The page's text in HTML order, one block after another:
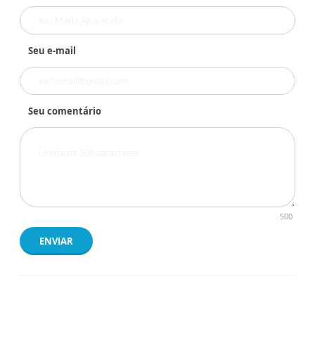
Seu e-mail
Seu comentário
500
ENVIAR